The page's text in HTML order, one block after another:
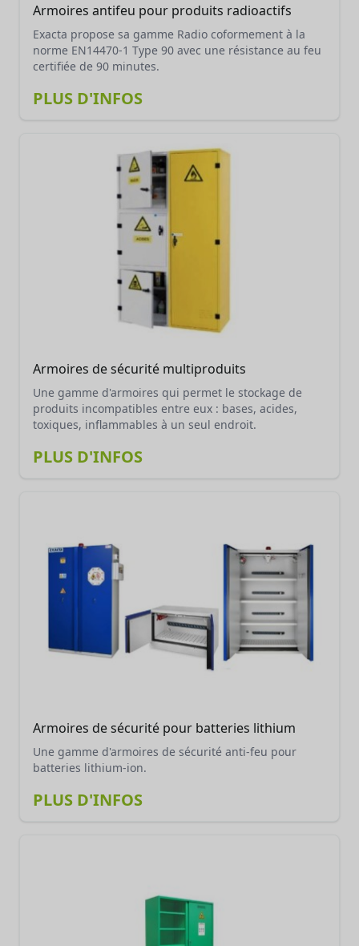
Armoires antifeu pour produits radioactifs
Exacta propose sa gamme Radio coformement à la
norme EN14470-1 Type 90 avec une résistance au feu
certifiée de 90 minutes.
PLUS D'INFOS
Armoires de sécurité multiproduits
Une gamme d'armoires qui permet le stockage de
produits incompatibles entre eux : bases, acides,
toxiques, inflammables à un seul endroit.
PLUS D'INFOS
Armoires de sécurité pour batteries lithium
Une gamme d'armoires de sécurité anti-feu pour
batteries lithium-ion.
PLUS D'INFOS